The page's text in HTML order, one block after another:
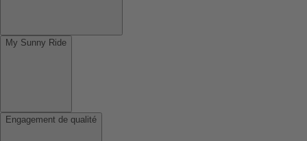
My Sunny Ride
Engagement de qualité